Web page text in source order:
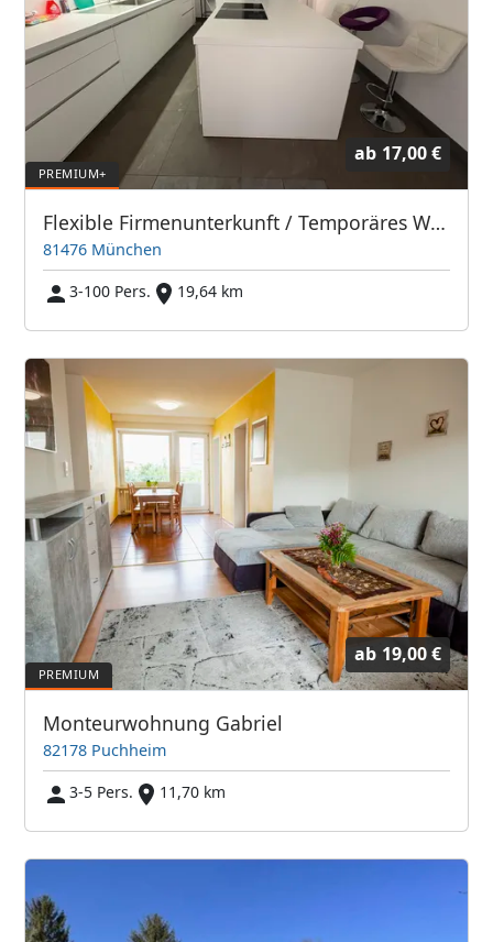
ab 17,00 €
Flexible Firmenunterkunft / Temporäres Wohnen in München-Forstenried
81476 München
3-100 Pers.
19,64 km
ab 19,00 €
Monteurwohnung Gabriel
82178 Puchheim
3-5 Pers.
11,70 km